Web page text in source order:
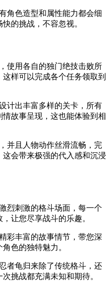
色造型和属性能力都会细
的挑战，不容忽视。
用各自的独门绝技击败所
样可以完成各个任务领取到
出丰富多样的关卡，所有
故事呈现，这也能体验到相
且人物动作丝滑流畅，完
会带来极强的代入感和沉浸
刺激的格斗场面，每一个
让您尽享战斗的乐趣。
丰富的故事情节，带您深
色的独特魅力。
龟归来除了传统格斗，还
挑战都充满未知和期待。